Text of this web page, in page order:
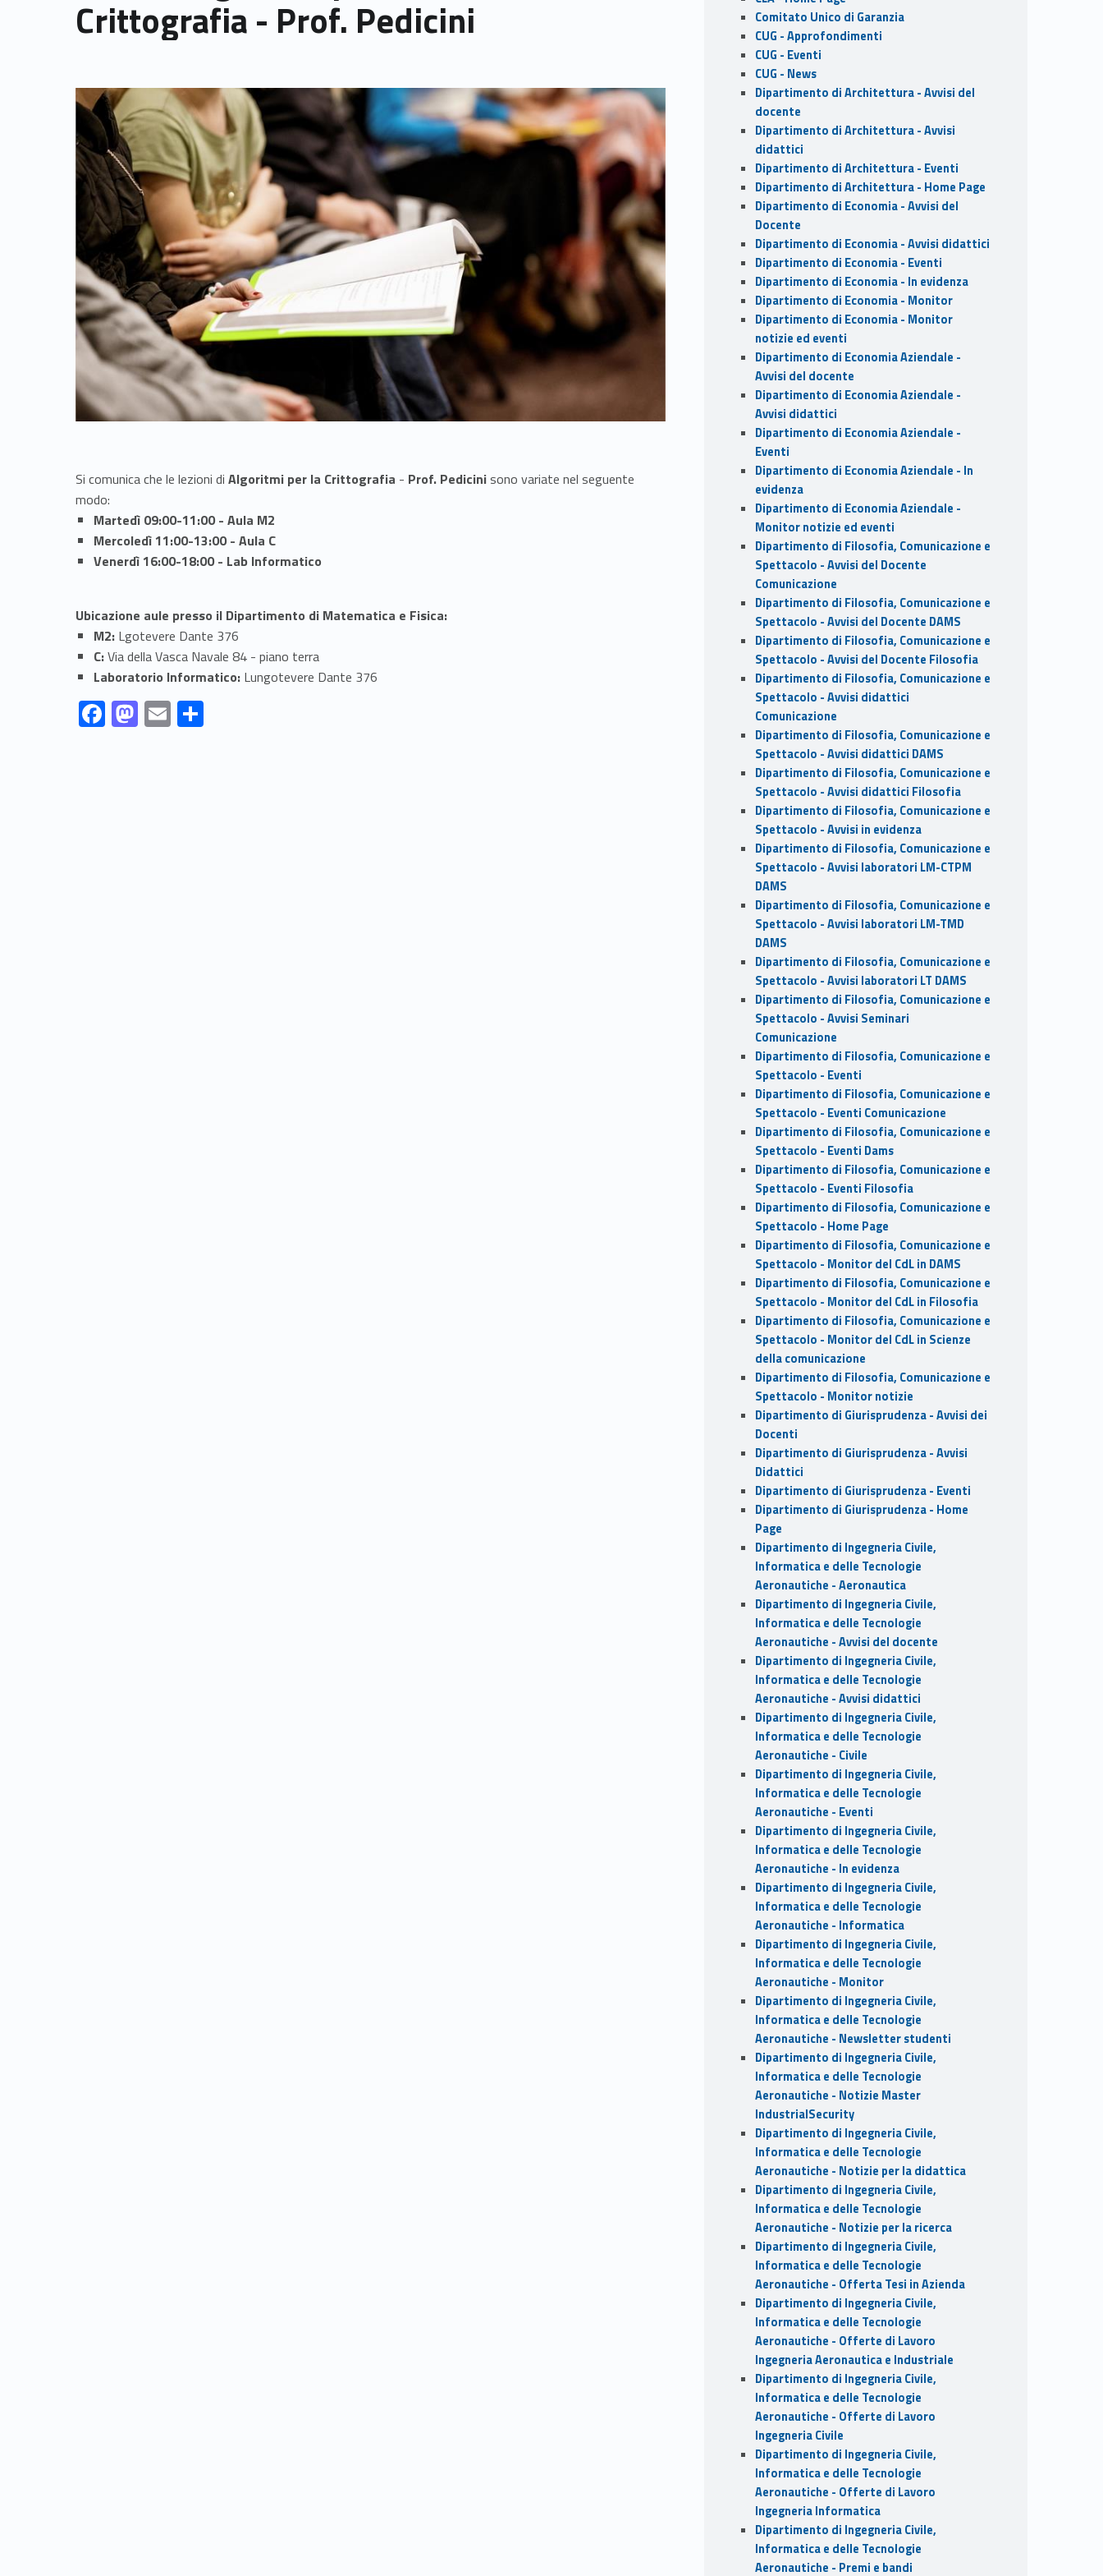
Crittografia - Prof. Pedicini
Link identifier archive #link-archive-thumb-soap-13045
Si comunica che le lezioni di Algoritmi per la Crittografia - Prof. Pedicinisono variate nel seguente
modo:
Martedì 09:00-11:00 - Aula M2
Mercoledì 11:00-13:00 - Aula C
Venerdì 16:00-18:00 - Lab Informatico
Ubicazione aule presso il Dipartimento di Matematica e Fisica:
M2: Lgotevere Dante 376
C:Via della Vasca Navale 84 - piano terra
Laboratorio Informatico: Lungotevere Dante 376
Link identifier #identifier__52943-1
F
ac
Link identifier #identifier__58645-2 M
as
Link identifier #identifier__135109-3 E
m
Link identifier #identifier__130703-4
Comitato Unico di Garanzia
CUG - Approfondimenti
CUG - Eventi
CUG - News
Dipartimento di Architettura - Avvisi del
docente
Dipartimento di Architettura - Avvisi
didattici
Dipartimento di Architettura - Eventi
Dipartimento di Architettura - Home Page
Dipartimento di Economia - Avvisi del
Docente
Dipartimento di Economia - Avvisi didattici
Dipartimento di Economia - Eventi
Dipartimento di Economia - In evidenza
Dipartimento di Economia - Monitor
Dipartimento di Economia - Monitor
notizie ed eventi
Dipartimento di Economia Aziendale -
Avvisi del docente
Dipartimento di Economia Aziendale -
Avvisi didattici
Dipartimento di Economia Aziendale -
Eventi
Dipartimento di Economia Aziendale - In
evidenza
Dipartimento di Economia Aziendale -
Monitor notizie ed eventi
Dipartimento di Filosofia, Comunicazione e
Spettacolo - Avvisi del Docente
Comunicazione
Dipartimento di Filosofia, Comunicazione e
Spettacolo - Avvisi del Docente DAMS
Dipartimento di Filosofia, Comunicazione e
Spettacolo - Avvisi del Docente Filosofia
Dipartimento di Filosofia, Comunicazione e
Spettacolo - Avvisi didattici
Comunicazione
Dipartimento di Filosofia, Comunicazione e
Spettacolo - Avvisi didattici DAMS
Dipartimento di Filosofia, Comunicazione e
Spettacolo - Avvisi didattici Filosofia
Dipartimento di Filosofia, Comunicazione e
Spettacolo - Avvisi in evidenza
Dipartimento di Filosofia, Comunicazione e
Spettacolo - Avvisi laboratori LM-CTPM
DAMS
Dipartimento di Filosofia, Comunicazione e
Spettacolo - Avvisi laboratori LM-TMD
DAMS
Dipartimento di Filosofia, Comunicazione e
Spettacolo - Avvisi laboratori LT DAMS
Dipartimento di Filosofia, Comunicazione e
Spettacolo - Avvisi Seminari
Comunicazione
Dipartimento di Filosofia, Comunicazione e
Spettacolo - Eventi
Dipartimento di Filosofia, Comunicazione e
Spettacolo - Eventi Comunicazione
Dipartimento di Filosofia, Comunicazione e
Spettacolo - Eventi Dams
Dipartimento di Filosofia, Comunicazione e
Spettacolo - Eventi Filosofia
Dipartimento di Filosofia, Comunicazione e
Spettacolo - Home Page
Dipartimento di Filosofia, Comunicazione e
Spettacolo - Monitor del CdL in DAMS
Dipartimento di Filosofia, Comunicazione e
Spettacolo - Monitor del CdL in Filosofia
Dipartimento di Filosofia, Comunicazione e
Spettacolo - Monitor del CdL in Scienze
della comunicazione
Dipartimento di Filosofia, Comunicazione e
Spettacolo - Monitor notizie
Dipartimento di Giurisprudenza - Avvisi dei
Docenti
Dipartimento di Giurisprudenza - Avvisi
Didattici
Dipartimento di Giurisprudenza - Eventi
Dipartimento di Giurisprudenza - Home
Page
Dipartimento di Ingegneria Civile,
Informatica e delle Tecnologie
Aeronautiche - Aeronautica
Dipartimento di Ingegneria Civile,
Informatica e delle Tecnologie
Aeronautiche - Avvisi del docente
Dipartimento di Ingegneria Civile,
Informatica e delle Tecnologie
Aeronautiche - Avvisi didattici
Dipartimento di Ingegneria Civile,
Informatica e delle Tecnologie
Aeronautiche - Civile
Dipartimento di Ingegneria Civile,
Informatica e delle Tecnologie
Aeronautiche - Eventi
Dipartimento di Ingegneria Civile,
Informatica e delle Tecnologie
Aeronautiche - In evidenza
Dipartimento di Ingegneria Civile,
Informatica e delle Tecnologie
Aeronautiche - Informatica
Dipartimento di Ingegneria Civile,
Informatica e delle Tecnologie
Aeronautiche - Monitor
Dipartimento di Ingegneria Civile,
Informatica e delle Tecnologie
Aeronautiche - Newsletter studenti
Dipartimento di Ingegneria Civile,
Informatica e delle Tecnologie
Aeronautiche - Notizie Master
IndustrialSecurity
Dipartimento di Ingegneria Civile,
Informatica e delle Tecnologie
Aeronautiche - Notizie per la didattica
Dipartimento di Ingegneria Civile,
Informatica e delle Tecnologie
Aeronautiche - Notizie per la ricerca
Dipartimento di Ingegneria Civile,
Informatica e delle Tecnologie
Aeronautiche - Offerta Tesi in Azienda
Dipartimento di Ingegneria Civile,
Informatica e delle Tecnologie
Aeronautiche - Offerte di Lavoro
Ingegneria Aeronautica e Industriale
Dipartimento di Ingegneria Civile,
Informatica e delle Tecnologie
Aeronautiche - Offerte di Lavoro
Ingegneria Civile
Dipartimento di Ingegneria Civile,
Informatica e delle Tecnologie
Aeronautiche - Offerte di Lavoro
Ingegneria Informatica
Dipartimento di Ingegneria Civile,
Informatica e delle Tecnologie
Aeronautiche - Premi e bandi